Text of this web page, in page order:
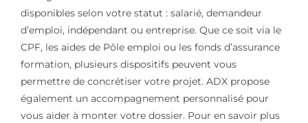
disponibles selon votre statut : salarié, demandeur
d’emploi, indépendant ou entreprise. Que ce soit via le
CPF, les aides de Pôle emploi ou les fonds d’assurance
formation, plusieurs dispositifs peuvent vous
permettre de concrétiser votre projet. ADX propose
également un accompagnement personnalisé pour
vous aider à monter votre dossier. Pour en savoir plus